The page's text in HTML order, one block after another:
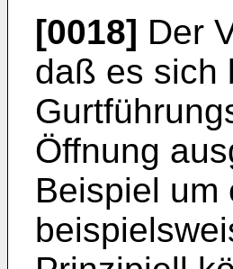
[0018] Der
daß es sich
Öffnung
Beispiel um